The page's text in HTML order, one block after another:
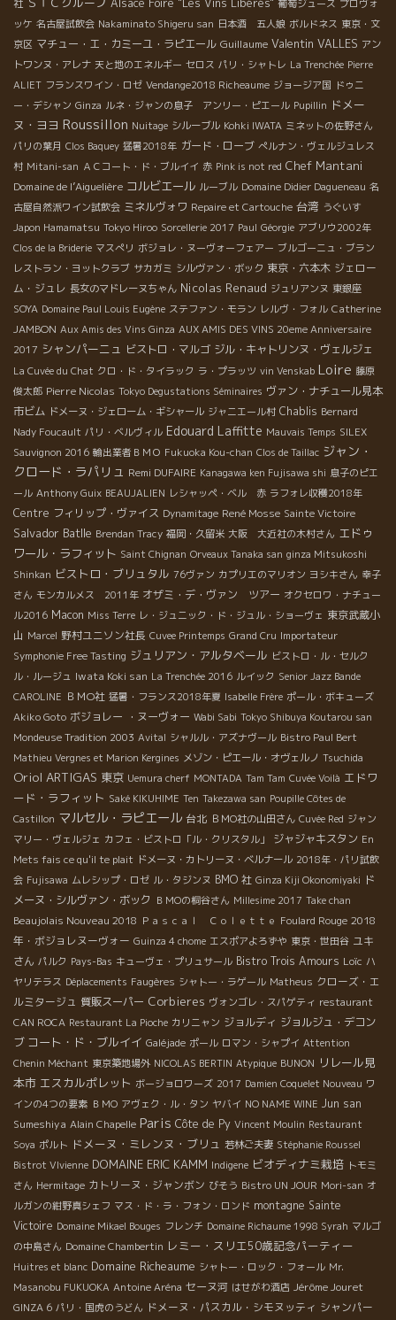
社 Alsace Foire "Les Vins Libérés" 葡萄ジュース プロヴォ
ッケ 名古屋試飲会 Nakaminato Shigeru san 日本酒 五人娘 ボルドネス 東京・文
京区 マチュー・エ・カミーユ・ラピエール Guillaume Valentin VALLES アン
トワンヌ・アレナ 天と地のエネルギー セロス パリ・シャトレ La Trenchée Pierre
ALIET フランスワイン・ロゼ Vendange2018 Richeaume ジョージア国 ドゥニ
ー・デシャン Ginza ルネ・ジャンの息子 アンリー・ピエール Pupillin ドメー
ヌ・ヨヨ Roussillon Nuitage シルーブル Kohki IWATA ミネットの佐野さん
パリの葉月 Clos Baquey 猛暑2018年 ガード・ローブ ぺルナン・ヴェルジュレス
村 Mitani-san ＡＣコート・ド・ブルイイ 赤 Pink is not red Chef Mantani
Domaine de l’Aiguelière コルビエール ルーブル Domaine Didier Dagueneau 名
古屋自然派ワイン試飲会 ミネルヴォワ Repaire et Cartouche 台湾 うぐいす
Japon Hamamatsu Tokyo Hiroo Sorcellerie 2017 Paul Géorgie アブリウ2002年
Clos de la Briderie マスぺリ ボジョレ・ヌーヴォーフェアー ブルゴーニュ・ブラン
レストラン・ヨットクラブ サカガミ シルヴァン・ボック 東京・六本木 ジェロー
ム・ジュレ 長女のマドレーヌちゃん Nicolas Renaud ジュリアンヌ 東銀座
SOYA Domaine Paul Louis Eugène ステファン・モラン レルヴ・フォル Catherine
JAMBON Aux Amis des Vins Ginza AUX AMIS DES VINS 20eme Anniversaire
2017 シャンパーニュ ビストロ・マルゴ ジル・キャトリンヌ・ヴェルジェ
La Cuvée du Chat クロ・ド・タイラック ラ・プラッツ vin Venskab Loire 藤原
俊太郎 Pierre Nicolas Tokyo Degustations Séminaires ヴァン・ナチュール見本
市ビム ドメーヌ・ジェローム・ギシャール ジャニエール村 Chablis Bernard
Nady Foucault パリ・ベルヴィル Edouard Laffitte Mauvais Temps SILEX
Sauvignon 2016 輸出業者ＢＭＯ Fukuoka Kou-chan Clos de Taillac ジャン・
クロード・ラパリュ Remi DUFAIRE Kanagawa ken Fujisawa shi 息子のピエ
ール Anthony Guix BEAUJALIEN レシャッペ・ベル 赤 ラフォレ収穫2018年
Centre フィリップ・ヴァイス Dynamitage René Mosse Sainte Victoire
Salvador Batlle Brendan Tracy 福岡・久留米 大阪 大近社の木村さん エドゥ
ワール・ラフィット Saint Chignan Orveaux Tanaka san ginza Mitsukoshi
Shinkan ビストロ・ブリュタル 76ヴァン カプリエのマリオン ヨシキさん 幸子
さん モンカルメス 2011年 オザミ・デ・ヴァン ツアー オクセロワ・ナチュー
ル2016 Macon Miss Terre レ・ジュニック・ド・ジュル・ショーヴェ 東京武蔵小
山 Marcel 野村ユニソン社長 Cuvee Printemps Grand Cru Importateur
Symphonie Free Tasting ジュリアン・アルタベール ビストロ・ル・セルク
ル・ルージュ Iwata Koki san La Trenchée 2016 ルイック Senior Jazz Bande
CAROLINE ＢＭО社 猛暑・フランス2018年夏 Isabelle Frère ポール・ボキューズ
Akiko Goto ボジョレー ・ヌーヴォー Wabi Sabi Tokyo Shibuya Koutarou san
Mondeuse Tradition 2003 Avital シャルル・アズナヴール Bistro Paul Bert
Mathieu Vergnes et Marion Kergines メゾン・ピエール・オヴェルノ Tsuchida
Oriol ARTIGAS 東京 Uemura cherf MONTADA Tam Tam Cuvée Voilà エドワ
ード・ラフィット Saké KIKUHIME Ten Takezawa san Poupille Côtes de
Castillon マルセル・ラピエール 台北 ＢＭО社の山田さん Cuvée Red ジャン
マリー・ヴェルジェ カフェ・ビストロ「ル・クリスタル」 ジャジャキスタン En
Mets fais ce qu'il te plait ドメーヌ・カトリーヌ・ベルナール 2018年・パリ試飲
会 Fujisawa ムレシップ・ロゼ ル・タジンヌ BMO 社 Ginza Kiji Okonomiyaki ド
メーヌ・シルヴァン・ボック ＢＭОの桐谷さん Millesime 2017 Take chan
Beaujolais Nouveau 2018 Ｐａｓｃａｌ Ｃｏｌｅｔｔｅ Foulard Rouge 2018
年・ボジョレヌーヴォー Guinza 4 chome エスポアよろずや 東京・世田谷 ユキ
さん パルク Pays-Bas キューヴェ・プリュサール Bistro Trois Amours Loïc ハ
ヤリテラス Déplacements Faugères シャトー・ラゲール Matheus クローズ・エ
ルミタージュ 質販スーパー Corbieres ヴォンゴレ・スパゲティ restaurant
CAN ROCA Restaurant La Pioche カリニャン ジョルディ ジョルジュ・デコン
ブ コート・ド・ブルイイ Galéjade ポール ロマン・シャプイ Attention
Chenin Méchant 東京築地場外 NICOLAS BERTIN Atypique BUNON リレール見
本市 エスカルポレット ボージョロワーズ 2017 Damien Coquelet Nouveau ワ
インの4つの要素 ＢＭО アヴェク・ル・タン ヤバイ NO NAME WINE Jun san
Sumeshiya Alain Chapelle Paris Côte de Py Vincent Moulin Restaurant
Soya ポルト ドメーヌ・ミレンヌ・ブリュ 若林ご夫妻 Stéphanie Roussel
Bistrot VIvienne DOMAINE ERIC KAMM Indigene ビオディナミ栽培 トモミ
さん Hermitage カトリーヌ・ジャンボン びそう Bistro UN JOUR Mori-san オ
ルガンの紺野真シェフ マス・ド・ラ・フォン・ロンド montagne Sainte
Victoire Domaine Mikael Bouges フレンチ Domaine Richaume 1998 Syrah マルゴ
の中島さん Domaine Chambertin レミー・スリエ50歳記念パーティー
Huitres et blanc Domaine Richeaume シャトー・ロック・フォール Mr.
Masanobu FUKUOKA Antoine Aréna セーヌ河 はせがわ酒店 Jérôme Jouret
GINZA 6 パリ・国虎のうどん ドメーヌ・パスカル・シモヌッティ シャンパー